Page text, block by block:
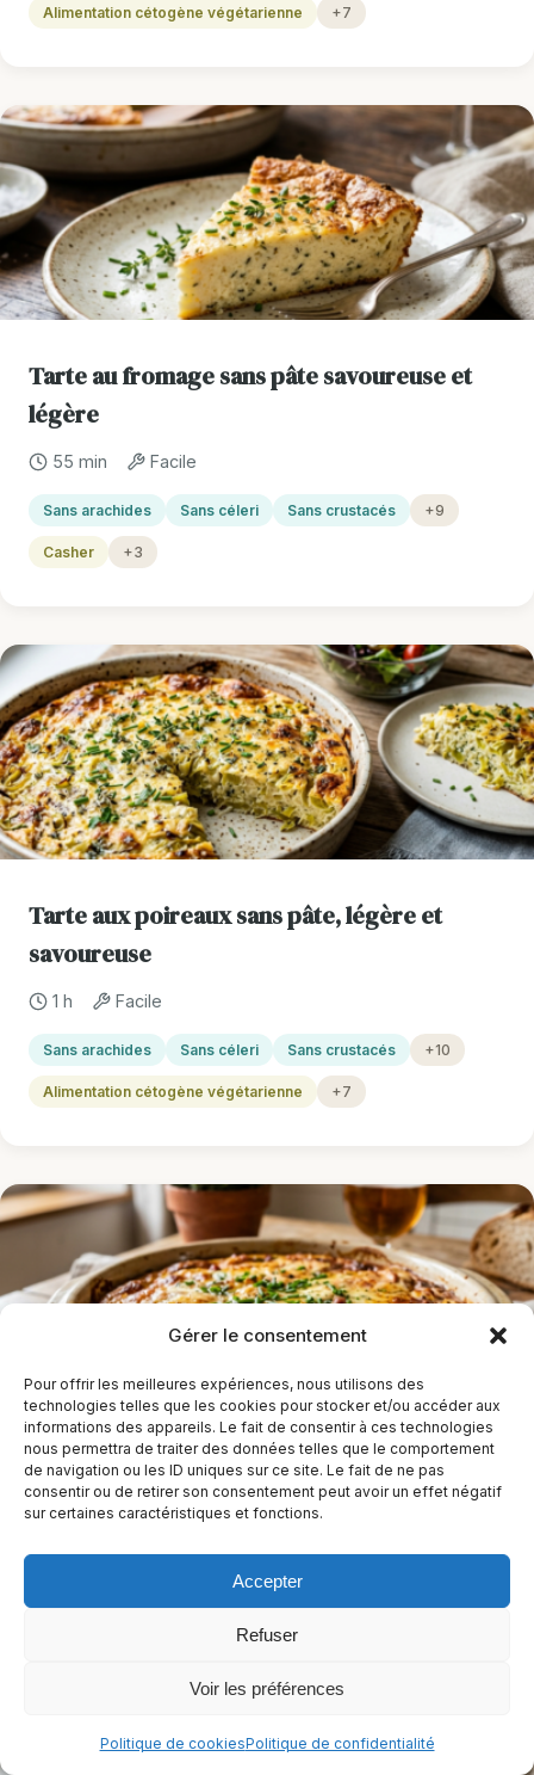
Gérer le consentement
Pour offrir les meilleures expériences, nous utilisons des
technologies telles que les cookies pour stocker et/ou accéder aux
informations des appareils. Le fait de consentir à ces technologies
nous permettra de traiter des données telles que le comportement
de navigation ou les ID uniques sur ce site. Le fait de ne pas
consentir ou de retirer son consentement peut avoir un effet négatif
sur certaines caractéristiques et fonctions.
Accepter
Refuser
Voir les préférences
Politique de cookiesPolitique de confidentialité
Alimentation cétogène végétarienne +7
Tarte au fromage sans pâte savoureuse et
légère
55 min Facile
Sans arachides Sans céleri Sans crustacés +9
Casher +3
Tarte aux poireaux sans pâte, légère et
savoureuse
1 h Facile
Sans arachides Sans céleri Sans crustacés +10
Alimentation cétogène végétarienne +7
Quiche au Maroilles sans pâte
1 h Facile
Sans arachides Sans céleri Sans crustacés +9